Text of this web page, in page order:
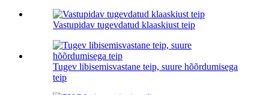
Vastupidav tugevdatud klaaskiust teip
Tugev libisemisvastane teip, suure hõõrdumisega
teip